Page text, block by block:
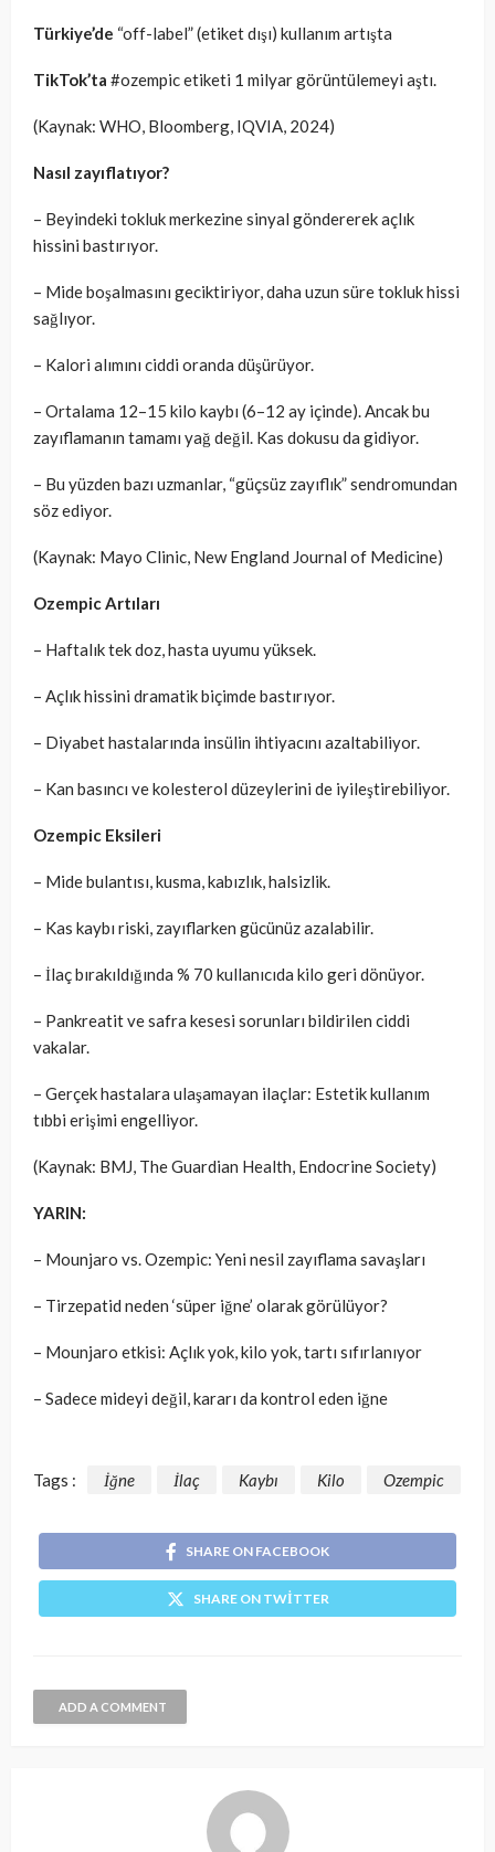
Türkiye’de “off-label” (etiket dışı) kullanım artışta
TikTok’ta #ozempic etiketi 1 milyar görüntülemeyi aştı.
(Kaynak: WHO, Bloomberg, IQVIA, 2024)
Nasıl zayıflatıyor?
– Beyindeki tokluk merkezine sinyal göndererek açlık
hissini bastırıyor.
– Mide boşalmasını geciktiriyor, daha uzun süre tokluk hissi
sağlıyor.
– Kalori alımını ciddi oranda düşürüyor.
– Ortalama 12–15 kilo kaybı (6–12 ay içinde). Ancak bu
zayıflamanın tamamı yağ değil. Kas dokusu da gidiyor.
– Bu yüzden bazı uzmanlar, “güçsüz zayıflık” sendromundan
söz ediyor.
(Kaynak: Mayo Clinic, New England Journal of Medicine)
Ozempic Artıları
– Haftalık tek doz, hasta uyumu yüksek.
– Açlık hissini dramatik biçimde bastırıyor.
– Diyabet hastalarında insülin ihtiyacını azaltabiliyor.
– Kan basıncı ve kolesterol düzeylerini de iyileştirebiliyor.
Ozempic Eksileri
– Mide bulantısı, kusma, kabızlık, halsizlik.
– Kas kaybı riski, zayıflarken gücünüz azalabilir.
– İlaç bırakıldığında % 70 kullanıcıda kilo geri dönüyor.
– Pankreatit ve safra kesesi sorunları bildirilen ciddi
vakalar.
– Gerçek hastalara ulaşamayan ilaçlar: Estetik kullanım
tıbbi erişimi engelliyor.
(Kaynak: BMJ, The Guardian Health, Endocrine Society)
YARIN:
– Mounjaro vs. Ozempic: Yeni nesil zayıflama savaşları
– Tirzepatid neden ‘süper iğne’ olarak görülüyor?
– Mounjaro etkisi: Açlık yok, kilo yok, tartı sıfırlanıyor
– Sadece mideyi değil, kararı da kontrol eden iğne
Tags : İğne İlaç Kaybı Kilo Ozempic
SHARE ON FACEBOOK
SHARE ON TWITTER
ADD A COMMENT